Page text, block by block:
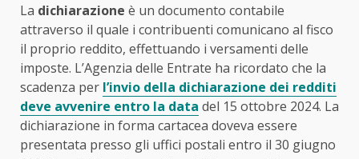
La dichiarazione è un documento contabile
attraverso il quale i contribuenti comunicano al fisco
il proprio reddito, effettuando i versamenti delle
imposte. L’Agenzia delle Entrate ha ricordato che la
scadenza per l’invio della dichiarazione dei redditi
deve avvenire entro la data del 15 ottobre 2024. La
dichiarazione in forma cartacea doveva essere
presentata presso gli uffici postali entro il 30 giugno